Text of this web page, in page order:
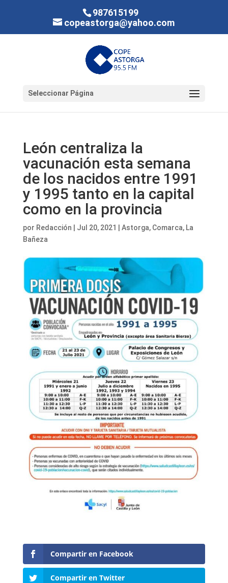
987615199
copeastorga@yahoo.com
Seleccionar Página
León centraliza la
vacunación esta semana
de los nacidos entre 1991
y 1995 tanto en la capital
como en la provincia
por Redacción Jul 20, 2021 Astorga, Comarca, La
Bañeza
Compartir en Facebook
Compartir en Twitter